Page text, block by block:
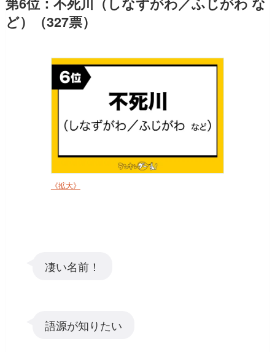
ど）（327票）
《拡大》
凄い名前！
語源が知りたい